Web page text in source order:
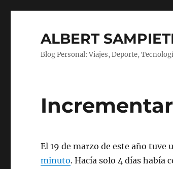
ALBERT
Blog Personal: Viajes, Deporte,
El 19 de marzo de este año tuve
minuto. Hacía solo 4 días había